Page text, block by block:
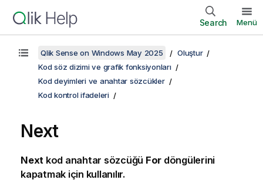
Search Menü
Qlik Sense on Windows May 2025
Oluştur
Kod söz dizimi ve grafik fonksiyonları
Kod deyimleri ve anahtar sözcükler
Kod kontrol ifadeleri
Next
Next kod anahtar sözcüğü For döngülerini
kapatmak için kullanılır.